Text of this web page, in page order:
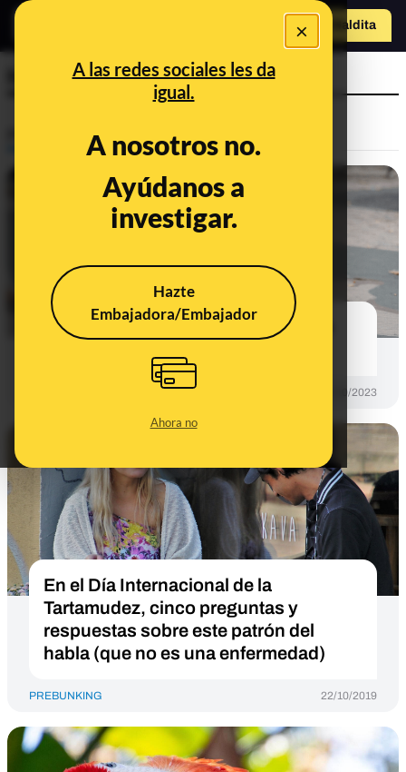
×
A las redes sociales les da
igual.
A nosotros no.
Ayúdanos a
investigar.
Hazte
Embajadora/Embajador
Ahora no
Hazte Maldito
a
Mutismo selectivo: cómo actuar en
23/10/2023
En el Día Internacional de la
Tartamudez, cinco preguntas y
respuestas sobre este patrón del
habla (que no es una enfermedad)
PREBUNKING 22/10/2019